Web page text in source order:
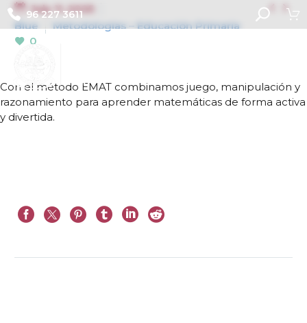
96 227 3611  
July 11, 2025
Blue
Metodologías – Educación Primaria
0
Con el método EMAT combinamos juego, manipulación y
razonamiento para aprender matemáticas de forma activa
y divertida.